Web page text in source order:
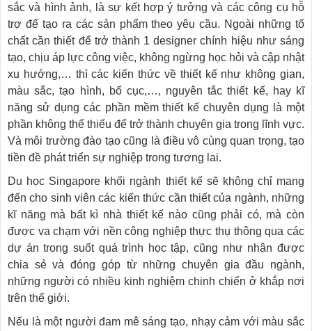
sắc và hình ảnh, là sự kết hợp ý tưởng và các công cụ hỗ
trợ để tạo ra các sản phẩm theo yêu cầu. Ngoài những tố
chất cần thiết để trở thành 1 designer chính hiệu như sáng
tạo, chịu áp lực công việc, không ngừng học hỏi và cập nhật
xu hướng,… thì các kiến thức về thiết kế như không gian,
màu sắc, tạo hình, bố cục,…, nguyên tắc thiết kế, hay kĩ
năng sử dụng các phần mềm thiết kế chuyên dụng là một
phần không thể thiếu để trở thành chuyên gia trong lĩnh vực.
Và môi trường đào tạo cũng là điều vô cùng quan trọng, tạo
tiền đề phát triển sự nghiệp trong tương lai.
Du học Singapore khối ngành thiết kế sẽ không chỉ mang
đến cho sinh viên các kiến thức cần thiết của ngành, những
kĩ năng mà bất kì nhà thiết kế nào cũng phải có, mà còn
được va chạm với nền công nghiệp thực thụ thông qua các
dự án trong suốt quá trình học tập, cũng như nhận được
chia sẻ và đóng góp từ những chuyên gia đầu ngành,
những người có nhiều kinh nghiệm chinh chiến ở khắp nơi
trên thế giới.
Nếu là một người đam mê sáng tạo, nhạy cảm với màu sắc